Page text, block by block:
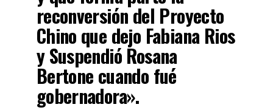
reconversión del Proyecto
Chino que dejo Fabiana Rios
y Suspendió Rosana
Bertone cuando fué
gobernadora».